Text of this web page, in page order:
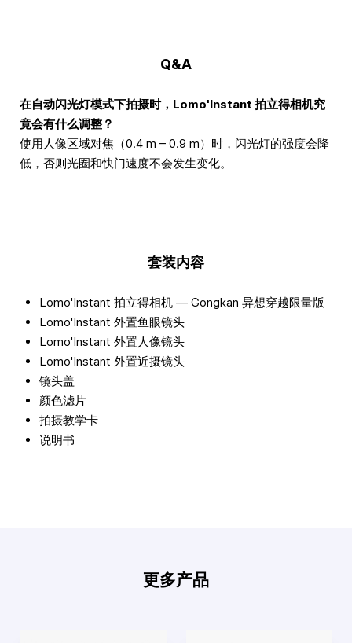
Q&A
在自动闪光灯模式下拍摄时，Lomo'Instant 拍立得相机究
竟会有什么调整？
使用人像区域对焦（0.4 m – 0.9 m）时，闪光灯的强度会降
低，否则光圈和快门速度不会发生变化。
套装内容
Lomo'Instant 拍立得相机 — Gongkan 异想穿越限量版
Lomo'Instant 外置鱼眼镜头
Lomo'Instant 外置人像镜头
Lomo'Instant 外置近摄镜头
镜头盖
颜色滤片
拍摄教学卡
说明书
更多产品